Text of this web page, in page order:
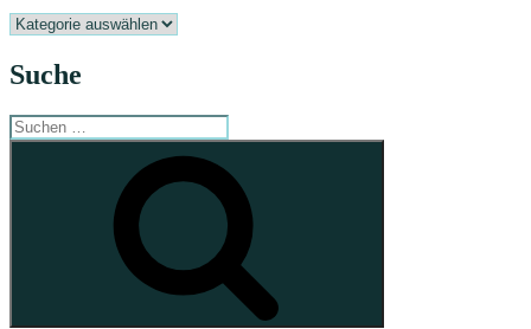
Kategorien
Suche
Suchen
nach: